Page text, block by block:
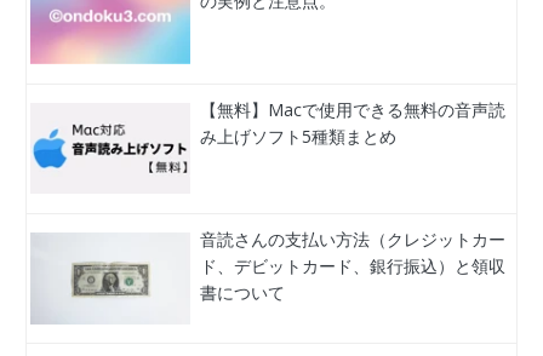
【無料】Macで使用できる無料の音声読
み上げソフト5種類まとめ
音読さんの支払い方法（クレジットカー
ド、デビットカード、銀行振込）と領収
書について